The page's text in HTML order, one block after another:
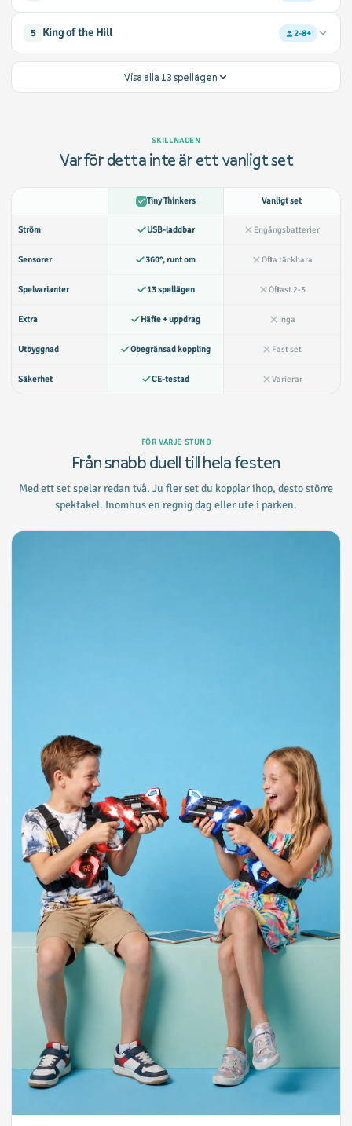
5 King of the Hill 2-8+
Erövra en plats och håll den. Den som stannar längst vinner.
Visa alla 13 spellägen
SKILLNADEN
Varför detta inte är ett vanligt set
Tiny Thinkers Vanligt set
Ström USB-laddbar Engångsbatterier
Sensorer 360°, runt om Ofta täckbara
Spelvarianter 13 spellägen Oftast 2-3
Extra Häfte + uppdrag Inga
Utbyggnad Obegränsad koppling Fast set
Säkerhet CE-testad Varierar
FÖR VARJE STUND
Från snabb duell till hela festen
Med ett set spelar redan två. Ju fler set du kopplar ihop, desto större
spektakel. Inomhus en regnig dag eller ute i parken.